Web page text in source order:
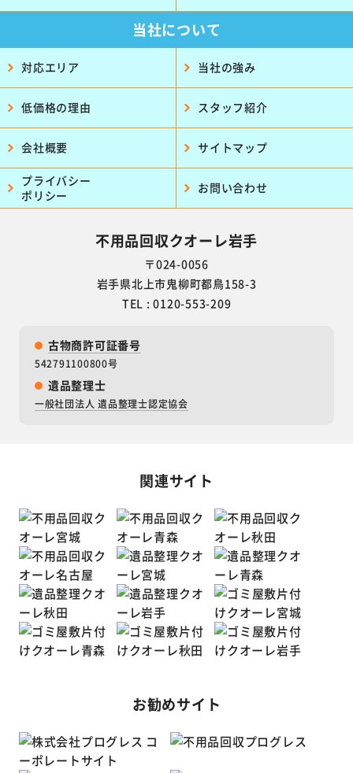
当社について
対応エリア 当社の強み
低価格の理由 スタッフ紹介
会社概要 サイトマップ
プライバシー
ポリシー
お問い合わせ
不用品回収クオーレ岩手
〒024-0056
岩手県北上市鬼柳町都鳥158-3
TEL : 0120-553-209
古物商許可証番号
542791100800号
遺品整理士
一般社団法人 遺品整理士認定協会
関連サイト
お勧めサイト